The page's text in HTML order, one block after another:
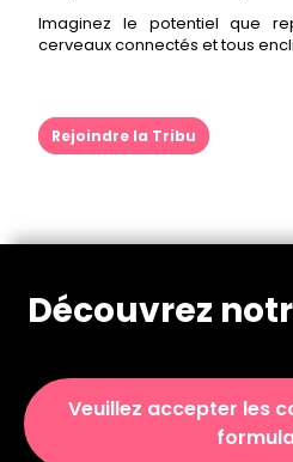
Imaginez le potentiel que
cerveaux connectés et tous
Rejoindre la Tribu
Découvrez
Veuillez accepter les